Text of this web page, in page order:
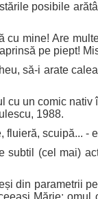
posibile
mine! Are
pe piept!
să-i arate
un comic
1988.
scuipă... -
(cel mai)
din parametrii
Mărie: